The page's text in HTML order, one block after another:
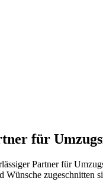
für
Partner für